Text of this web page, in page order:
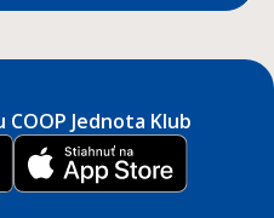
Jednota Klub